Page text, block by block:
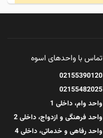
تماس با واحدهای اسوه
02155390120
02155482025
واحد وام، داخلی 1
واحد فرهنگی و ازدواج، داخلی 2
واحد رفاهی و خدماتی، داخلی 4